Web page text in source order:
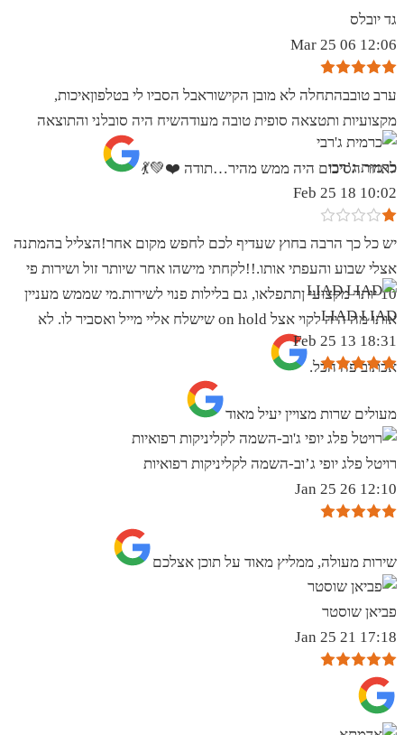
גד יובלס
12:06 06 Mar 25
ערב טובבהתחלה לא מובן הקישוראבל הסביו לי בטלפוןאיכות,
מקצועיות ותטצאה סופית טובה מעודהשיח היה סובלני והתוצאה
לאחר הסיכום היה ממש מהיר…תודה ❤️💚💃
כרמית ג’רבי
10:02 18 Feb 25
יש כל כך הרבה בחוץ שעדיף לכם לחפש מקום אחר!הצליל בהמתנה
אצלי שבוע והעפתי אותו.!!לקחתי מישהו אחר שיותר זול ושירות פי
10 יותר מקצועי ןתתפלאו, גם בלילות פנוי לשירות.מי שממש מעניין
אותו מה היה לקוי אצל on hold שישלח אליי מייל ואסביר לו. לא
אכתוב פה הכל.
LIAD LIAD
18:31 13 Feb 25
מעולים שרות מצויין יעיל מאוד
רויטל פלג יופי ג’וב-השמה לקליניקות רפואיות
12:10 26 Jan 25
שירות מעולה, ממליץ מאוד על תוכן אצלכם
פביאן שוסטר
17:18 21 Jan 25